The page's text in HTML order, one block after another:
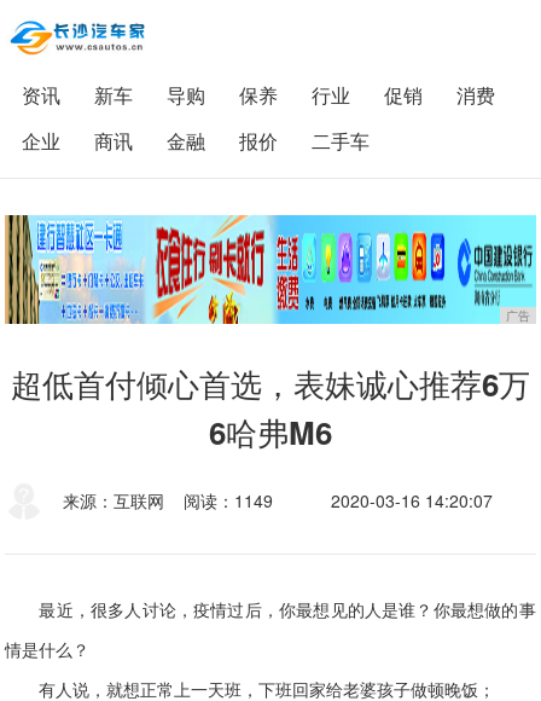
资讯 新车 导购 保养 行业 促销
消费
企业
商讯 金融 报价 二手车
广告
超低首付倾心首选，表妹诚心推荐6万
6哈弗M6
来源：互联网 阅读：1149 2020-03-16 14:20:07
最近，很多人讨论，疫情过后，你最想见的人是谁？你最想做的事
情是什么？
有人说，就想正常上一天班，下班回家给老婆孩子做顿晚饭；